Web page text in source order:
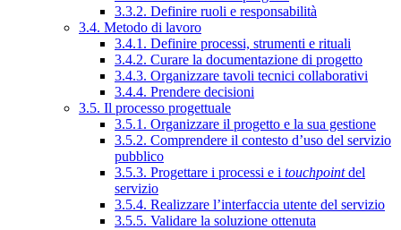
3.3.2. Definire ruoli e responsabilità
3.4. Metodo di lavoro
3.4.1. Definire processi, strumenti e rituali
3.4.2. Curare la documentazione di progetto
3.4.3. Organizzare tavoli tecnici collaborativi
3.4.4. Prendere decisioni
3.5. Il processo progettuale
3.5.1. Organizzare il progetto e la sua gestione
3.5.2. Comprendere il contesto d’uso del servizio
pubblico
3.5.3. Progettare i processi e i touchpointdel
servizio
3.5.4. Realizzare l’interfaccia utente del servizio
3.5.5. Validare la soluzione ottenuta